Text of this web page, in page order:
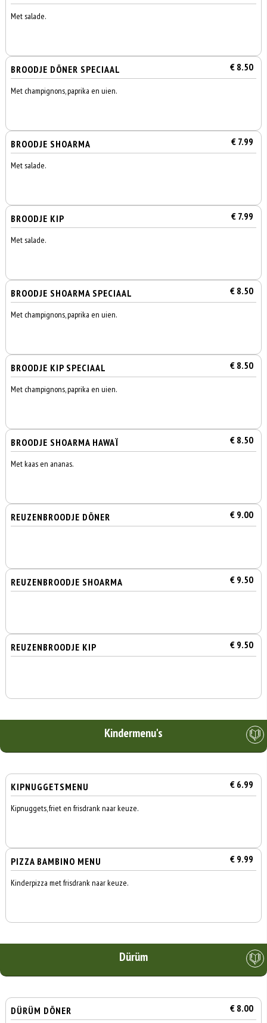
Met salade.
BROODJE DÖNER SPECIAAL € 8.50
Met champignons, paprika en uien.
BROODJE SHOARMA € 7.99
Met salade.
BROODJE KIP € 7.99
Met salade.
BROODJE SHOARMA SPECIAAL € 8.50
Met champignons, paprika en uien.
BROODJE KIP SPECIAAL € 8.50
Met champignons, paprika en uien.
BROODJE SHOARMA HAWAÏ € 8.50
Met kaas en ananas.
REUZENBROODJE DÖNER € 9.00
REUZENBROODJE SHOARMA € 9.50
REUZENBROODJE KIP € 9.50
Kindermenu's
KIPNUGGETSMENU € 6.99
Kipnuggets, friet en frisdrank naar keuze.
PIZZA BAMBINO MENU € 9.99
Kinderpizza met frisdrank naar keuze.
Dürüm
DÜRÜM DÖNER € 8.00